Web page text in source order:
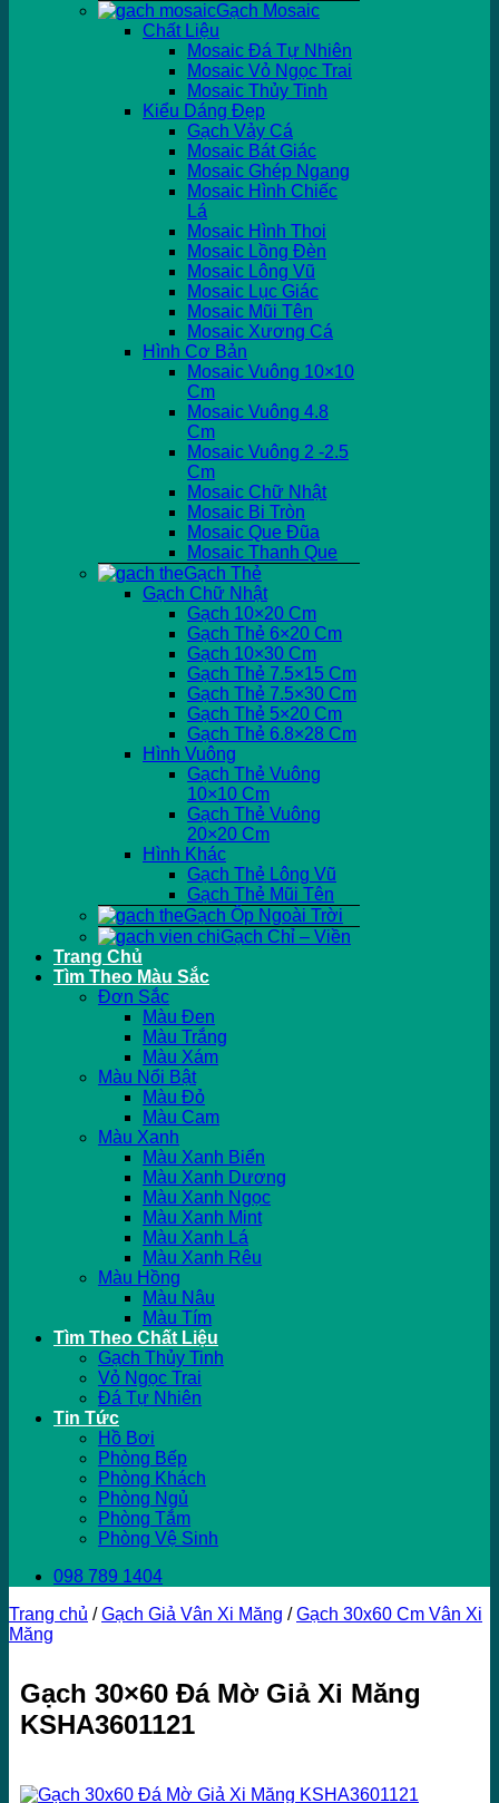
Gạch Mosaic
Chất Liệu
Mosaic Đá Tự Nhiên
Mosaic Vỏ Ngọc Trai
Mosaic Thủy Tinh
Kiểu Dáng Đẹp
Gạch Vảy Cá
Mosaic Bát Giác
Mosaic Ghép Ngang
Mosaic Hình Chiếc
Lá
Mosaic Hình Thoi
Mosaic Lồng Đèn
Mosaic Lông Vũ
Mosaic Lục Giác
Mosaic Mũi Tên
Mosaic Xương Cá
Hình Cơ Bản
Mosaic Vuông 10×10
Cm
Mosaic Vuông 4.8
Cm
Mosaic Vuông 2 -2.5
Cm
Mosaic Chữ Nhật
Mosaic Bi Tròn
Mosaic Que Đũa
Mosaic Thanh Que
Gạch Thẻ
Gạch Chữ Nhật
Gạch 10×20 Cm
Gạch Thẻ 6×20 Cm
Gạch 10×30 Cm
Gạch Thẻ 7.5×15 Cm
Gạch Thẻ 7.5×30 Cm
Gạch Thẻ 5×20 Cm
Gạch Thẻ 6.8×28 Cm
Hình Vuông
Gạch Thẻ Vuông
10×10 Cm
Gạch Thẻ Vuông
20×20 Cm
Hình Khác
Gạch Thẻ Lông Vũ
Gạch Thẻ Mũi Tên
Gạch Ốp Ngoài Trời
Gạch Chỉ – Viền
Trang Chủ
Tìm Theo Màu Sắc
Đơn Sắc
Màu Đen
Màu Trắng
Màu Xám
Màu Nổi Bật
Màu Đỏ
Màu Cam
Màu Xanh
Màu Xanh Biển
Màu Xanh Dương
Màu Xanh Ngọc
Màu Xanh Mint
Màu Xanh Lá
Màu Xanh Rêu
Màu Hồng
Màu Nâu
Màu Tím
Tìm Theo Chất Liệu
Gạch Thủy Tinh
Vỏ Ngọc Trai
Đá Tự Nhiên
Tin Tức
Hồ Bơi
Phòng Bếp
Phòng Khách
Phòng Ngủ
Phòng Tắm
Phòng Vệ Sinh
098 789 1404
Trang chủ / Gạch Giả Vân Xi Măng / Gạch 30x60 Cm Vân Xi
Măng
Gạch 30×60 Đá Mờ Giả Xi Măng
KSHA3601121